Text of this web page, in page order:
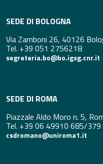
SEDE DI BOLOGNA
Via Zamboni 26, 40126
Tel. +39 051 2756218
segreteria.bo@bo.igsg.cnr.it
SEDE DI ROMA
Piazzale Aldo Moro n. 5,
Tel. +39 06 49910 685/379
csdromano@uniroma1.it